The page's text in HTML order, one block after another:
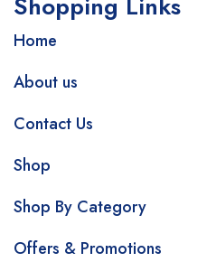
Home
About us
Contact Us
Shop
Shop By Category
Offers & Promotions